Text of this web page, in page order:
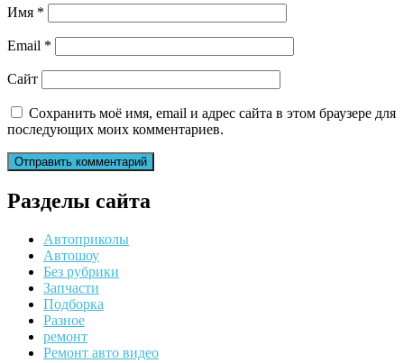
Имя *
Email *
Сайт
Сохранить моё имя, email и адрес сайта в этом браузере для
последующих моих комментариев.
Разделы сайта
Автоприколы
Автошоу
Без рубрики
Запчасти
Подборка
Разное
ремонт
Ремонт авто видео